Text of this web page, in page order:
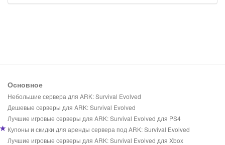
Основное
Небольшие сервера для ARK: Survival Evolved
Дешевые серверы для ARK: Survival Evolved
Лучшие игровые серверы для ARK: Survival Evolved для PS4
Купоны и скидки для аренды сервера под ARK: Survival Evolved
Лучшие игровые серверы для ARK: Survival Evolved для Xbox